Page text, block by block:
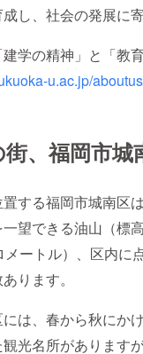
し、社会の発展に
学の精神」と「教
u.ac.jp/
、福岡市城
する福岡市城南区
一望できる油山（標
メートル）、区内
ります。
は、春から秋にか
光名所があります